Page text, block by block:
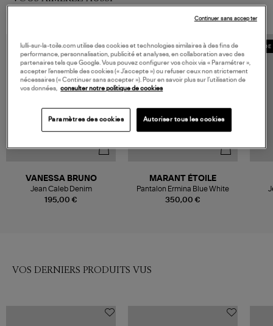
195,00 €
VANESSA BRUNO
Jean Caleb Denim
350,00 €
MARANT ÉTOILE
Pantalon Ermina Blue White
VOS DERNIERS PRODUITS VUS
lulli-sur-la-toile.com utilise des cookies et technologies similaires à des fins de
performance, personnalisation, publicité et analyses, en collaboration avec des
partenaires tels que Google. Vous pouvez configurer vos choix via « Paramétrer »,
accepter l’ensemble des cookies (« J’accepte ») ou refuser ceux non strictement
nécessaires (« Continuer sans accepter »). Pour en savoir plus sur l’utilisation de
vos données,
consulter notre politique de cookies
Paramètres des cookies Autoriser tous les cookies
Continuer sans accepter